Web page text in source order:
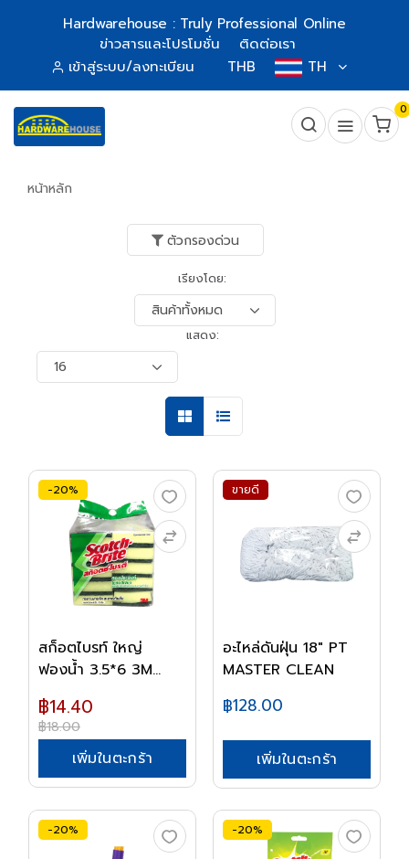
Hardwarehouse : Truly Professional Online
ข่าวสารและโปรโมชั่น
ติดต่อเรา
เข้าสู่ระบบ/ลงทะเบียน
THB TH
0
หน้าหลัก
ตัวกรองด่วน
เรียงโดย:
แสดง:
-20%
สก็อตไบรท์ ใหญ่
ฟองน้ำ 3.5*6 3M
฿14.40
฿18.00
เพิ่มในตะกร้า
ขายดี
อะไหล่ดันฝุ่น 18" PT
MASTER CLEAN
฿128.00
เพิ่มในตะกร้า
-20% -20%